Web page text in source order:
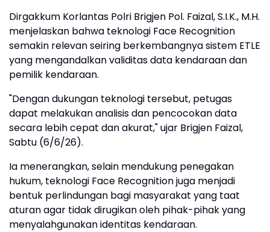
Dirgakkum Korlantas Polri Brigjen Pol. Faizal, S.I.K., M.H.
menjelaskan bahwa teknologi Face Recognition
semakin relevan seiring berkembangnya sistem ETLE
yang mengandalkan validitas data kendaraan dan
pemilik kendaraan.
"Dengan dukungan teknologi tersebut, petugas
dapat melakukan analisis dan pencocokan data
secara lebih cepat dan akurat," ujar Brigjen Faizal,
Sabtu (6/6/26).
Ia menerangkan, selain mendukung penegakan
hukum, teknologi Face Recognition juga menjadi
bentuk perlindungan bagi masyarakat yang taat
aturan agar tidak dirugikan oleh pihak-pihak yang
menyalahgunakan identitas kendaraan.